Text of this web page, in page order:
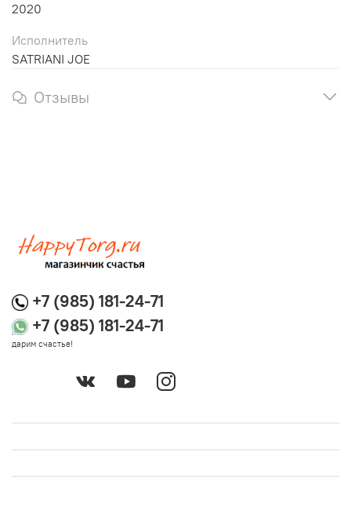
2020
Исполнитель
SATRIANI JOE
Отзывы
+7 (985) 181-24-71
+7 (985) 181-24-71
дарим счастье!